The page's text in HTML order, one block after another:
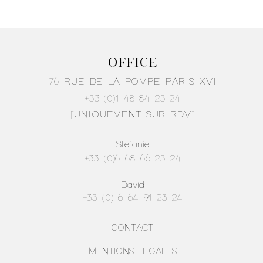
OFFICE
76 RUE DE LA POMPE PARIS XVI
+33 (0)1 48 84 23 24
[UNIQUEMENT SUR RDV]
Stefanie
+33 (0)6 68 66 23 24
David
+33 (0) 6 64 91 23 24
CONTACT
MENTIONS LEGALES